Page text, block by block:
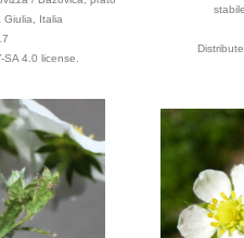
Giulia, Italia
4.0 license.